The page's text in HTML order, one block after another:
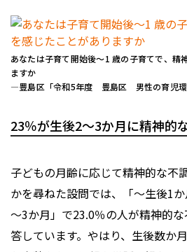
あなたは子育て開始後～1 歳の子育てで、精
ますか
―豊島区「令和5年度 豊島区 男性の育児環
23％が生後2～3か月に精神的
子どもの月齢に応じて精神的な不
かを尋ねた設問では、「～生後1
～3か月」で23.0％の人が精神的
答しています。やはり、生後数か